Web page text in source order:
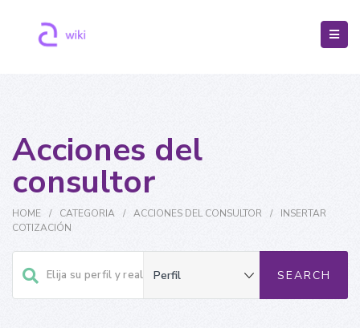
Acciones del
consultor
HOME / CATEGORIA / ACCIONES DEL CONSULTOR /
INSERTAR
COTIZACIÓN